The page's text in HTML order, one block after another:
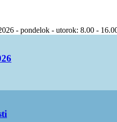
- pondelok - utorok: 8.00 -